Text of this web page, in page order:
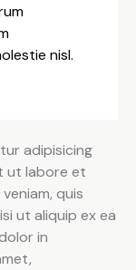
nisl.
adipisicing
ut labore et
quis
ut aliquip ex ea
in